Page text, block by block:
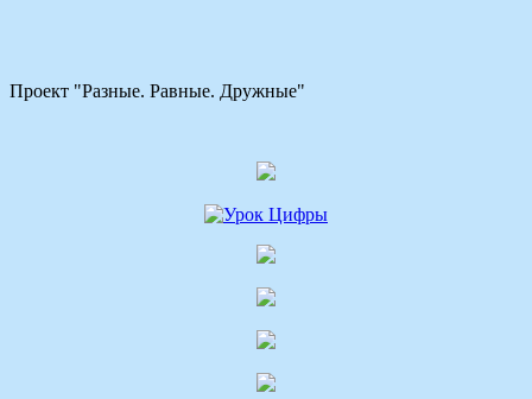
Проект "Разные. Равные. Дружные"